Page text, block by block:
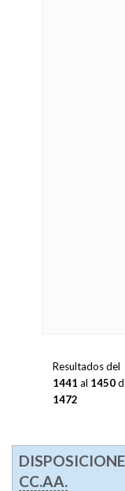
Resultados del
1441 al 1450
1472
CC.AA.